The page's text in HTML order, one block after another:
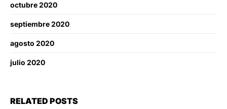
octubre 2020
septiembre 2020
agosto 2020
julio 2020
RELATED POSTS